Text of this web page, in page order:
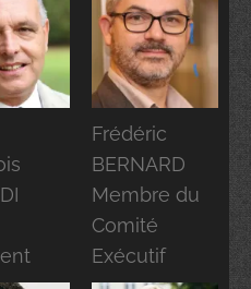
Frédéric
BERNARD
Membre du
Comité
Exécutif